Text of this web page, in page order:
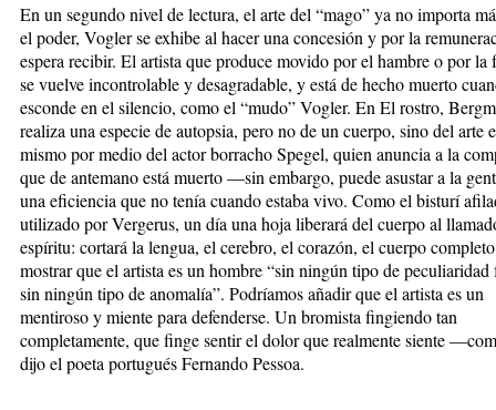
En un segundo nivel de lectura, el arte del “mago” ya no importa
el poder, Vogler se exhibe al hacer una concesión y por la
espera recibir. El artista que produce movido por el hambre o por la
se vuelve incontrolable y desagradable, y está de hecho muerto
esconde en el silencio, como el “mudo” Vogler. En El rostro,
realiza una especie de autopsia, pero no de un cuerpo, sino del arte
mismo por medio del actor borracho Spegel, quien anuncia a la
que de antemano está muerto —sin embargo, puede asustar a la
una eficiencia que no tenía cuando estaba vivo. Como el bisturí
utilizado por Vergerus, un día una hoja liberará del cuerpo al
espíritu: cortará la lengua, el cerebro, el corazón, el cuerpo
mostrar que el artista es un hombre “sin ningún tipo de peculiaridad
sin ningún tipo de anomalía”. Podríamos añadir que el artista es un
mentiroso y miente para defenderse. Un bromista fingiendo tan
completamente, que finge sentir el dolor que realmente siente
dijo el poeta portugués Fernando Pessoa.